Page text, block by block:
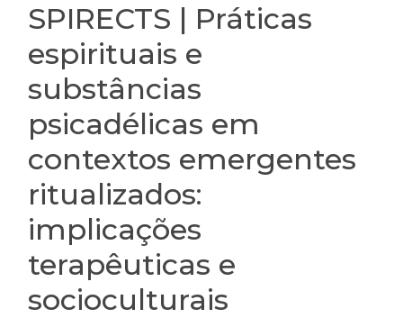
SPIRECTS | Práticas
espirituais e
substâncias
psicadélicas em
contextos emergentes
ritualizados:
implicações
terapêuticas e
socioculturais